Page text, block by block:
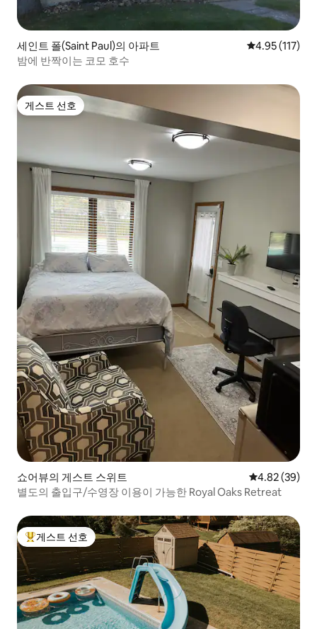
세인트 폴(Saint Paul)의 아파트 평점 4.95점(5
4.95 (117)
밤에 반짝이는 코모 호수
게스트 선호
게스트 선호
쇼어뷰의 게스트 스위트 평점 4.82점(5
4.82 (39)
별도의 출입구/수영장 이용이 가능한 Royal Oaks Retreat
상위 게스트 선호
게스트 선호